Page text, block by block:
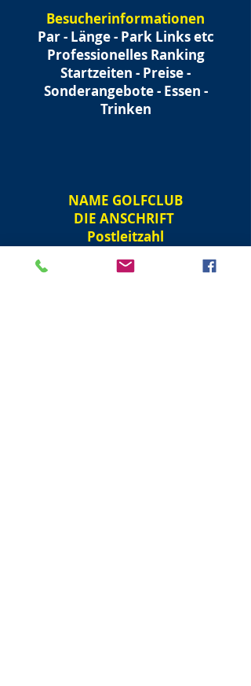
Besucherinformationen
Par - Länge - Park Links etc
Professionelles Ranking
Startzeiten - Preise -
Sonderangebote - Essen -
Trinken
NAME GOLFCLUB
DIE ANSCHRIFT
Postleitzahl
Kontaktdaten